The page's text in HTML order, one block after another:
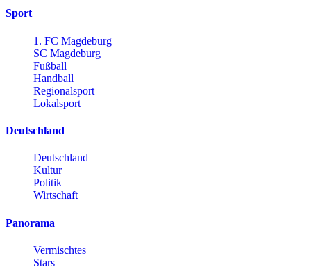
Sport
1. FC Magdeburg
SC Magdeburg
Fußball
Handball
Regionalsport
Lokalsport
Deutschland
Deutschland
Kultur
Politik
Wirtschaft
Panorama
Vermischtes
Stars